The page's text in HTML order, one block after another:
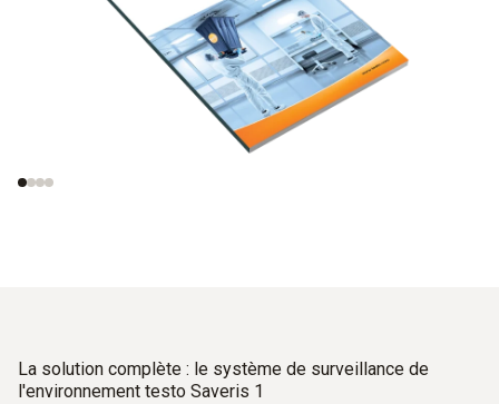
Mesures en salle
Normes importantes
pour les méthodes
d'essai
La solution complète : le système de surveillance de
l'environnement testo Saveris 1